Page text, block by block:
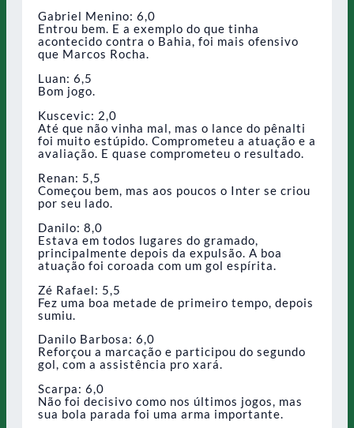
Gabriel Menino: 6,0
Entrou bem. E a exemplo do que tinha
acontecido contra o Bahia, foi mais ofensivo
que Marcos Rocha.
Luan: 6,5
Bom jogo.
Kuscevic: 2,0
Até que não vinha mal, mas o lance do pênalti
foi muito estúpido. Comprometeu a atuação e a
avaliação. E quase comprometeu o resultado.
Renan: 5,5
Começou bem, mas aos poucos o Inter se criou
por seu lado.
Danilo: 8,0
Estava em todos lugares do gramado,
principalmente depois da expulsão. A boa
atuação foi coroada com um gol espírita.
Zé Rafael: 5,5
Fez uma boa metade de primeiro tempo, depois
sumiu.
Danilo Barbosa: 6,0
Reforçou a marcação e participou do segundo
gol, com a assistência pro xará.
Scarpa: 6,0
Não foi decisivo como nos últimos jogos, mas
sua bola parada foi uma arma importante.